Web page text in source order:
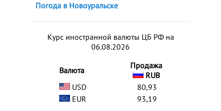
Погода в Новоуральске
Курс иностранной валюты ЦБ РФ на
06.08.2026
Валюта
Продажа
RUB
USD
80,93
EUR
93,19